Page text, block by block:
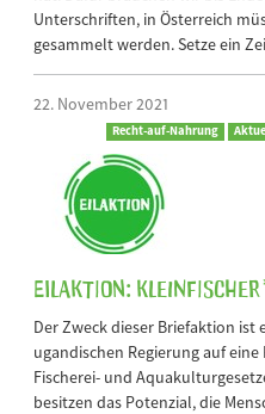
Unterschriften, in Österreich
gesammelt werden. Setze ein
22. November 2021
Recht-auf-Nahrung
Eilaktion:
Der Zweck dieser Briefaktion ist
ugandischen Regierung auf
Fischerei- und
besitzen das Potenzial, die